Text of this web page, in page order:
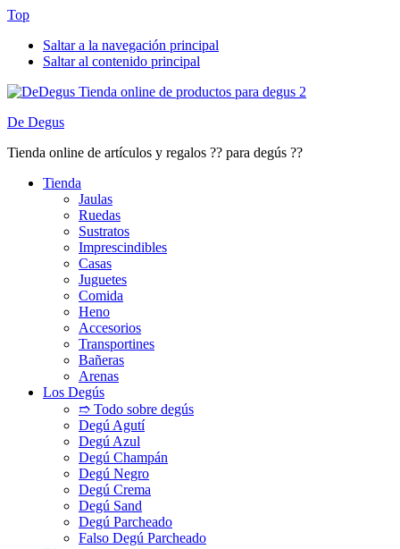
Top
Saltar a la navegación principal
Saltar al contenido principal
De Degus
Tienda online de artículos y regalos ?? para degús ??
Tienda
Jaulas
Ruedas
Sustratos
Imprescindibles
Casas
Juguetes
Comida
Heno
Accesorios
Transportines
Bañeras
Arenas
Los Degús
➱ Todo sobre degús
Degú Agutí
Degú Azul
Degú Champán
Degú Negro
Degú Crema
Degú Sand
Degú Parcheado
Falso Degú Parcheado